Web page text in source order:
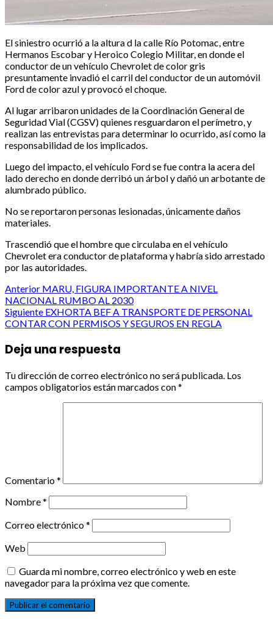
El siniestro ocurrió a la altura d la calle Río Potomac, entre
Hermanos Escobar y Heroico Colegio Militar, en donde el
conductor de un vehículo Chevrolet de color gris
presuntamente invadió el carril del conductor de un automóvil
Ford de color azul y provocó el choque.
Al lugar arribaron unidades de la Coordinación General de
Seguridad Vial (CGSV) quienes resguardaron el perímetro, y
realizan las entrevistas para determinar lo ocurrido, así como la
responsabilidad de los implicados.
Luego del impacto, el vehículo Ford se fue contra la acera del
lado derecho en donde derribó un árbol y dañó un arbotante de
alumbrado público.
No se reportaron personas lesionadas, únicamente daños
materiales.
Trascendió que el hombre que circulaba en el vehículo
Chevrolet era conductor de plataforma y habría sido arrestado
por las autoridades.
Post
navigation
Anterior MARU, FIGURA IMPORTANTE A NIVEL
NACIONAL RUMBO AL 2030
Siguiente EXHORTA BEF A TRANSPORTE DE PERSONAL
CONTAR CON PERMISOS Y SEGUROS EN REGLA
Deja una respuesta
Tu dirección de correo electrónico no será publicada. Los
campos obligatorios están marcados con*
Comentario*
Nombre*
Correo electrónico*
Web
Guarda mi nombre, correo electrónico y web en este
navegador para la próxima vez que comente.